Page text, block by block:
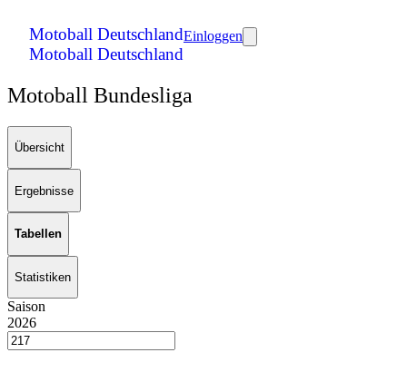
Motoball Deutschland
Motoball Deutschland
Einloggen
Motoball Bundesliga
Übersicht
Ergebnisse
Tabellen
Statistiken
Saison
2026